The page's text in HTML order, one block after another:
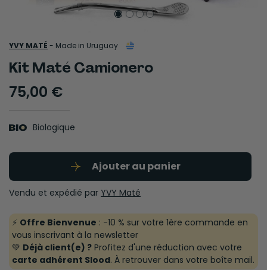
YVY MATÉ - Made in Uruguay
Kit Maté Camionero
75,00 €
Biologique
Ajouter au panier
Vendu et expédié par YVY Maté
⚡ Offre Bienvenue : -10 % sur votre 1ère commande en
vous inscrivant à la newsletter
💚 Déjà client(e) ? Profitez d'une réduction avec votre
carte adhérent Slood. À retrouver dans votre boîte mail.